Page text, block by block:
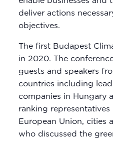
deliver actions
objectives.
The first Budapest
in 2020. The
guests and speakers
countries including
companies in Hungary
ranking
European Union, cities
who discussed the